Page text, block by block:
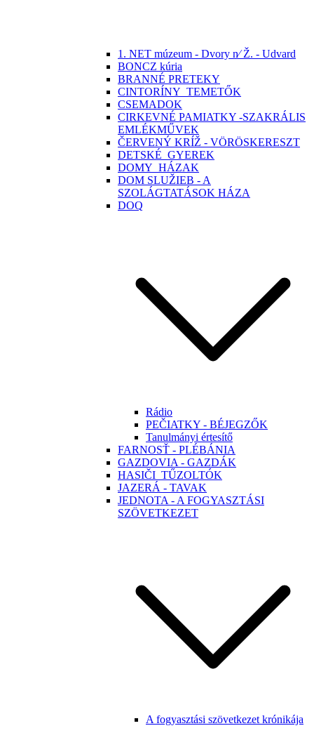
1. NET múzeum - Dvory n⁄ Ž. - Udvard
BONCZ kúria
BRANNÉ PRETEKY
CINTORÍNY_TEMETŐK
CSEMADOK
CIRKEVNÉ PAMIATKY -SZAKRÁLIS
EMLÉKMŰVEK
ČERVENÝ KRÍŽ - VÖRÖSKERESZT
DETSKÉ_GYEREK
DOMY_HÁZAK
DOM SLUŽIEB - A
SZOLÁGTATÁSOK HÁZA
DOQ
Rádio
PEČIATKY - BÉJEGZŐK
Tanulmányi értesítő
FARNOSŤ - PLÉBÁNIA
GAZDOVIA - GAZDÁK
HASIČI_TŰZOLTÓK
JAZERÁ - TAVAK
JEDNOTA - A FOGYASZTÁSI
SZÖVETKEZET
A fogyasztási szövetkezet krónikája